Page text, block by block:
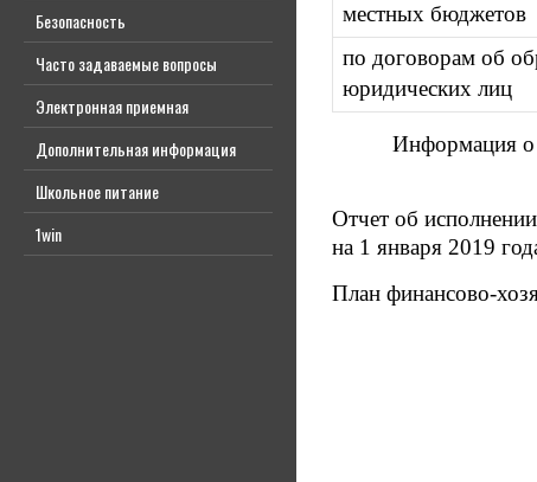
Безопасность
Часто задаваемые вопросы
Электронная приемная
Дополнительная информация
Школьное питание
1win
местных бюджетов
по договорам об
юридических лиц
Информация о
Отчет об
на 1 января 2019
План финансово-